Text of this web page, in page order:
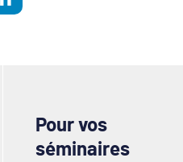
Pour vos
séminaires